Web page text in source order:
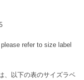
refer to size label
、以下の表のサイズラベ